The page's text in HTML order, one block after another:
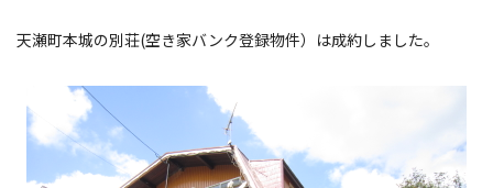
天瀬町本城の別荘(空き家バンク登録物件）は成約しました。